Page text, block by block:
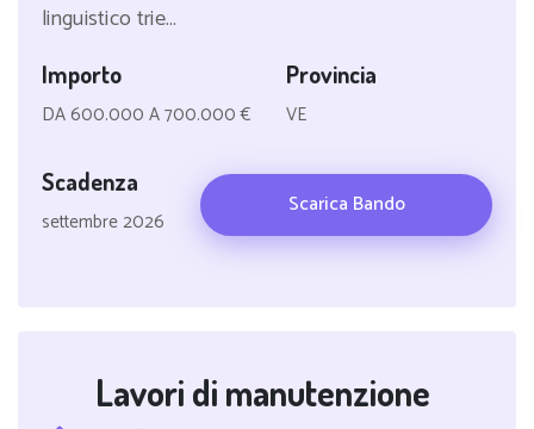
linguistico trie...
Importo
DA 600.000 A 700.000 €
Provincia
VE
Scadenza
settembre 2026
Scarica Bando
Lavori di manutenzione